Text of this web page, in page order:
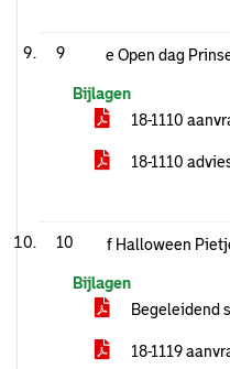
9 e Open dag
Bijlagen
18-1110
18-1110
10 f Halloween
Bijlagen
Begeleidend
18-1119